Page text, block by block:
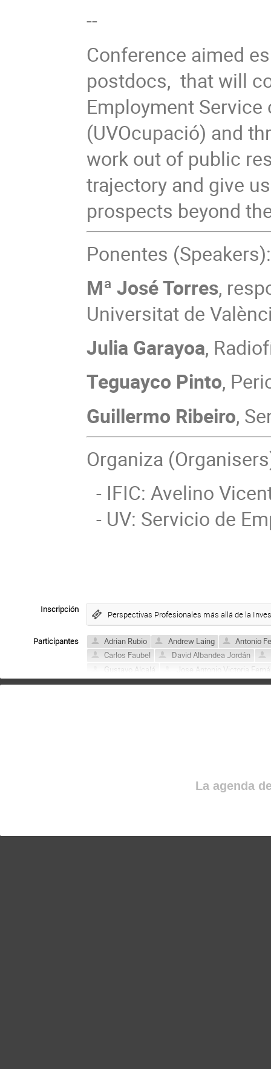
--
Conference aimed
postdocs, that will
Employment
(UVOcupació) and
work out of public
trajectory and give
prospects beyond
Ponentes (Speakers):
Mª José Torres,
Universitat de
Julia Garayoa,
Teguayco Pinto,
Guillermo Ribeiro,
Organiza
- IFIC: Avelino
- UV: Servicio de
Inscripción Perspectivas Profesionales más allá de la
Participantes Adrian Rubio Andrew Laing
Antonio
Carlos Faubel
David Albandea Jordán
Gustavo Alcalá
Jose Antonio Victoria
Leonardo Coito
Marcos Miralles López
La agenda